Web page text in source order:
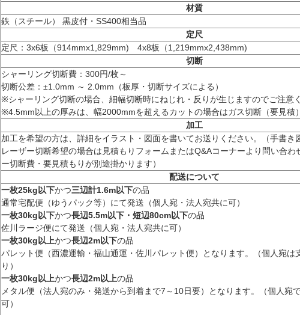
材質
鉄（スチール） 黒皮付・SS400相当品
定尺
定尺：3x6板（914mmx1,829mm) 4x8板（1,219mmx2,438mm)
切断
シャーリング切断費：300円/枚～
切断公差：±1.0mm ～ 2.0mm（板厚・切断サイズによる）
※シャーリング切断の場合、細幅切断時にねじれ・反りが生じますのでご注意く
※4.5mm以上の厚みは、幅2000mmを超えるカットの場合はガス切断（要見積
加工
加工を希望の方は、詳細をイラスト・図面を書いてお送りください。（手書き
レーザー切断希望の場合は見積もりフォームまたはQ&Aコーナーより問い合わ
ー切断費・要見積もりが別途掛かります）
配送について
一枚25kg以下かつ三辺計1.6m以下の品
通常宅配便（ゆうパック等）にて発送（個人宛・法人宛共に可）
一枚30kg以下かつ長辺5.5m以下・短辺80cm以下の品
佐川ラージ便にて発送（個人宛・法人宛共に可）
一枚30kg以上かつ長辺2m以下の品
パレット便（西濃運輸・福山通運・佐川パレット便）となります。（個人宛は
り）
一枚30kg以上かつ長辺2m以上の品
メタル便（法人宛のみ・発送から到着まで7～10日要）となります。（個人宛
可）